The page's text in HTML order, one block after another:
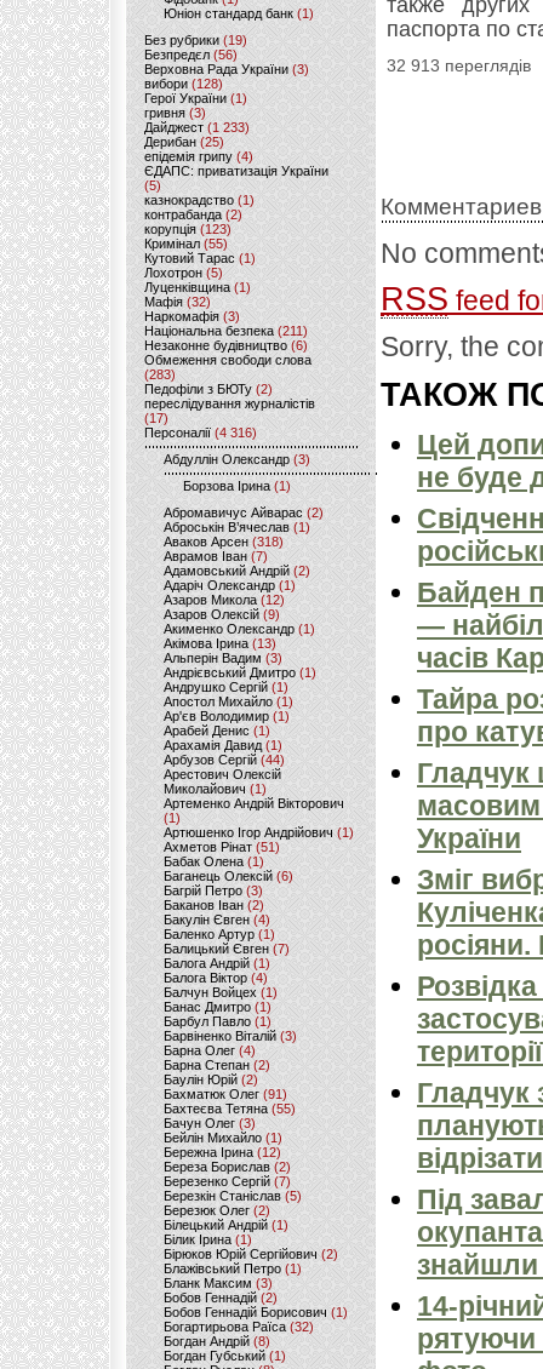
Юніон стандард банк(1)
Без рубрики (19)
Безпредєл(56)
Верховна Рада України (3)
вибори(128)
Герої України(1)
гривня (3)
Дайджест (1 233)
Дерибан (25)
епідемія грипу (4)
ЄДАПС: приватизація України
(5)
казнокрадство (1)
контрабанда (2)
корупція (123)
Кримінал (55)
Кутовий Тарас (1)
Лохотрон(5)
Луценківщина (1)
Мафія (32)
Наркомафія (3)
Національна безпека (211)
Незаконне будівництво(6)
Обмеження свободи слова
(283)
Педофіли з БЮТу (2)
переслідування журналістів
(17)
Персоналії (4 316)
Абдуллін Олександр (3)
Борзова Ірина(1)
Абромавичус Айварас (2)
Аброськін В’ячеслав(1)
Аваков Арсен (318)
Аврамов Іван (7)
Адамовський Андрій(2)
Адаріч Олександр (1)
Азаров Микола (12)
Азаров Олексій (9)
Акименко Олександр(1)
Акімова Ірина(13)
Альперін Вадим (3)
Андрієвський Дмитро(1)
Андрушко Сергій(1)
Апостол Михайло(1)
Ар'єв Володимир (1)
Арабей Денис(1)
Арахамія Давид (1)
Арбузов Сергій (44)
Арестович Олексій
Миколайович(1)
Артеменко Андрій Вікторович
(1)
Артюшенко Ігор Андрійович(1)
Ахметов Рінат(51)
Бабак Олена(1)
Баганець Олексій(6)
Багрій Петро (3)
Баканов Іван(2)
Бакулін Євген (4)
Баленко Артур(1)
Балицький Євген(7)
Балога Андрій (1)
Балога Віктор (4)
Балчун Войцех (1)
Банас Дмитро (1)
Барбул Павло(1)
Барвіненко Віталій(3)
Барна Олег (4)
Барна Степан (2)
Баулін Юрій (2)
Бахматюк Олег (91)
Бахтеєва Тетяна(55)
Бачун Олег (3)
Бейлін Михайло (1)
Бережна Ірина(12)
Береза Борислав(2)
Березенко Сергій (7)
Березкін Станіслав (5)
Березюк Олег(2)
Білецький Андрій (1)
Білик Ірина (1)
Бірюков Юрій Сергійович (2)
Блажівський Петро (1)
Бланк Максим(3)
Бобов Геннадій (2)
Бобов Геннадій Борисович (1)
Богартирьова Раїса (32)
Богдан Андрій(8)
Богдан Губський (1)
также других
паспорта по
32 913 переглядів
No
RSS feed
Sorry, the
ТАКОЖ
Цей
не буде
Байден
—
часів
Тайра
про
Гладчук
України
Зміг
росіяни.
Гладчук
Під
знайшли
14-
рятуючи